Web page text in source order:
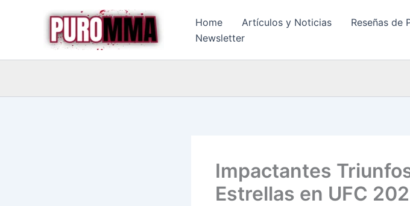
Home Artículos y Noticias Reseñas de
Newsletter
Impactantes
Estrellas en UFC